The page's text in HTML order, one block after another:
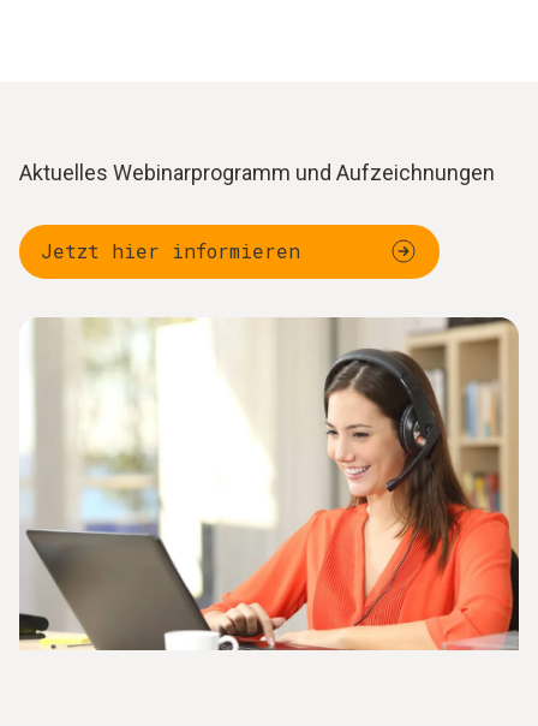
Aktuelles Webinarprogramm und Aufzeichnungen
Jetzt hier informieren